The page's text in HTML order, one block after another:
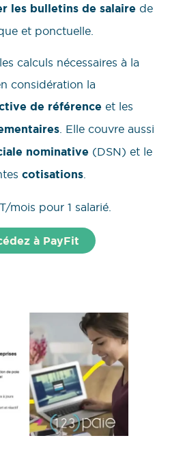
les bulletins de salaire de
et ponctuelle.
calculs nécessaires à la
considération la
de référence et les
. Elle couvre aussi
nominative (DSN) et le
cotisations.
mois pour 1 salarié.
à PayFit